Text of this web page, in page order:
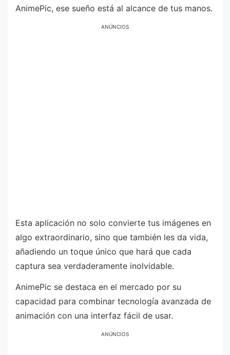
AnimePic, ese sueño está al alcance de tus manos.
ANÚNCIOS
Esta aplicación no solo convierte tus imágenes en
algo extraordinario, sino que también les da vida,
añadiendo un toque único que hará que cada
captura sea verdaderamente inolvidable.
AnimePic se destaca en el mercado por su
capacidad para combinar tecnología avanzada de
animación con una interfaz fácil de usar.
ANÚNCIOS